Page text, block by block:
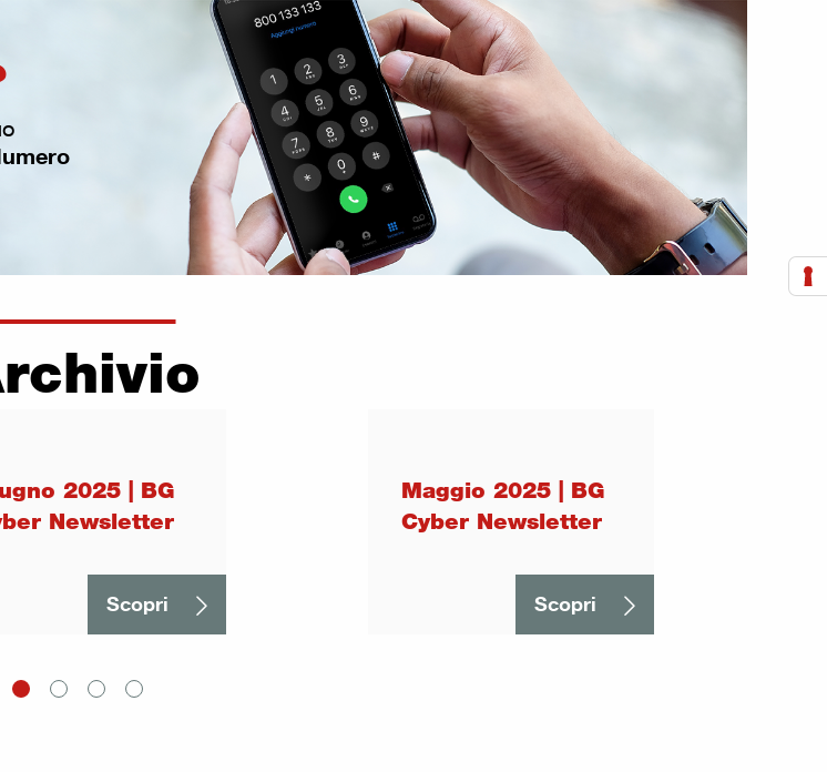
2025 | BG
Newsletter
Scopri
Maggio 2025 | BG
Cyber Newsletter
Scopri